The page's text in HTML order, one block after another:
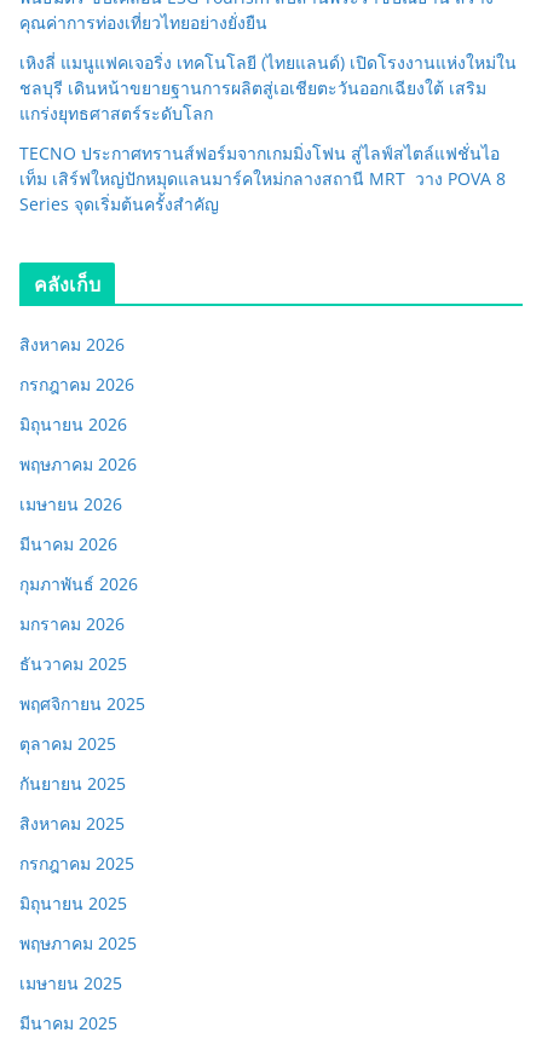
คุณค่าการท่องเที่ยวไทยอย่างยั่งยืน
เหิงลี่ แมนูแฟคเจอริ่ง เทคโนโลยี (ไทยแลนด์) เปิดโรงงานแห่งใหม่ใน
ชลบุรี เดินหน้าขยายฐานการผลิตสู่เอเชียตะวันออกเฉียงใต้ เสริม
แกร่งยุทธศาสตร์ระดับโลก
TECNO ประกาศทรานส์ฟอร์มจากเกมมิ่งโฟน สู่ไลฟ์สไตล์แฟชั่นไอ
เท็ม เสิร์ฟใหญ่ปักหมุดแลนมาร์คใหม่กลางสถานี MRT วาง POVA 8
Series จุดเริ่มต้นครั้งสำคัญ
คลังเก็บ
สิงหาคม 2026
กรกฎาคม 2026
มิถุนายน 2026
พฤษภาคม 2026
เมษายน 2026
มีนาคม 2026
กุมภาพันธ์ 2026
มกราคม 2026
ธันวาคม 2025
พฤศจิกายน 2025
ตุลาคม 2025
กันยายน 2025
สิงหาคม 2025
กรกฎาคม 2025
มิถุนายน 2025
พฤษภาคม 2025
เมษายน 2025
มีนาคม 2025